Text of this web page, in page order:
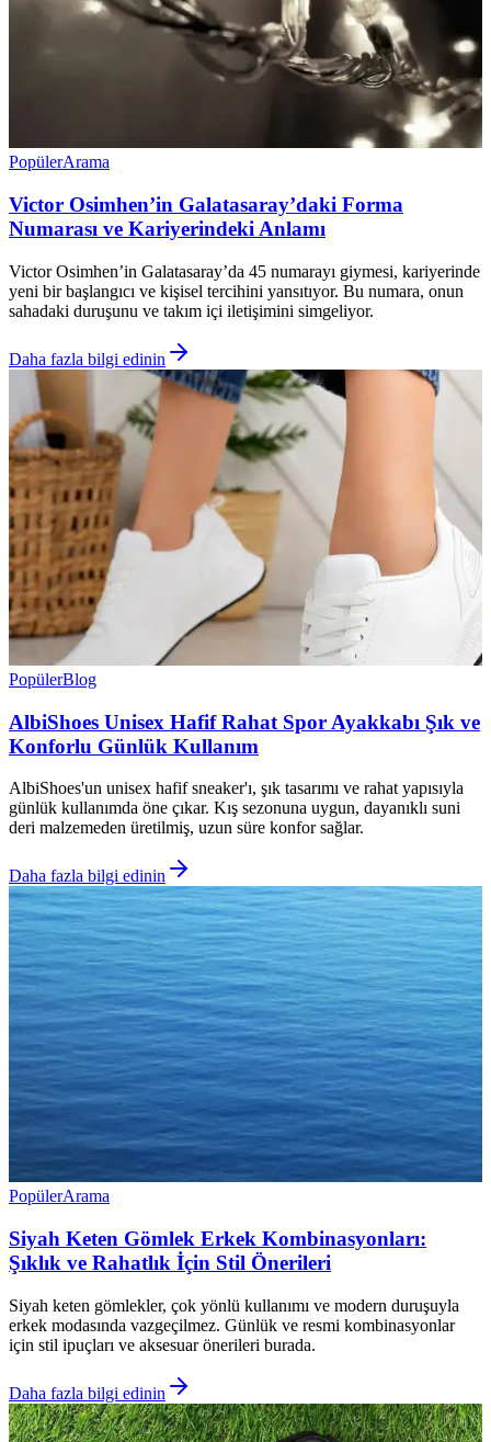
PopülerArama
Victor Osimhen’in Galatasaray’daki Forma
Numarası ve Kariyerindeki Anlamı
Victor Osimhen’in Galatasaray’da 45 numarayı giymesi, kariyerinde
yeni bir başlangıcı ve kişisel tercihini yansıtıyor. Bu numara, onun
sahadaki duruşunu ve takım içi iletişimini simgeliyor.
Daha fazla bilgi edinin
PopülerBlog
AlbiShoes Unisex Hafif Rahat Spor Ayakkabı Şık ve
Konforlu Günlük Kullanım
AlbiShoes'un unisex hafif sneaker'ı, şık tasarımı ve rahat yapısıyla
günlük kullanımda öne çıkar. Kış sezonuna uygun, dayanıklı suni
deri malzemeden üretilmiş, uzun süre konfor sağlar.
Daha fazla bilgi edinin
PopülerArama
Siyah Keten Gömlek Erkek Kombinasyonları:
Şıklık ve Rahatlık İçin Stil Önerileri
Siyah keten gömlekler, çok yönlü kullanımı ve modern duruşuyla
erkek modasında vazgeçilmez. Günlük ve resmi kombinasyonlar
için stil ipuçları ve aksesuar önerileri burada.
Daha fazla bilgi edinin